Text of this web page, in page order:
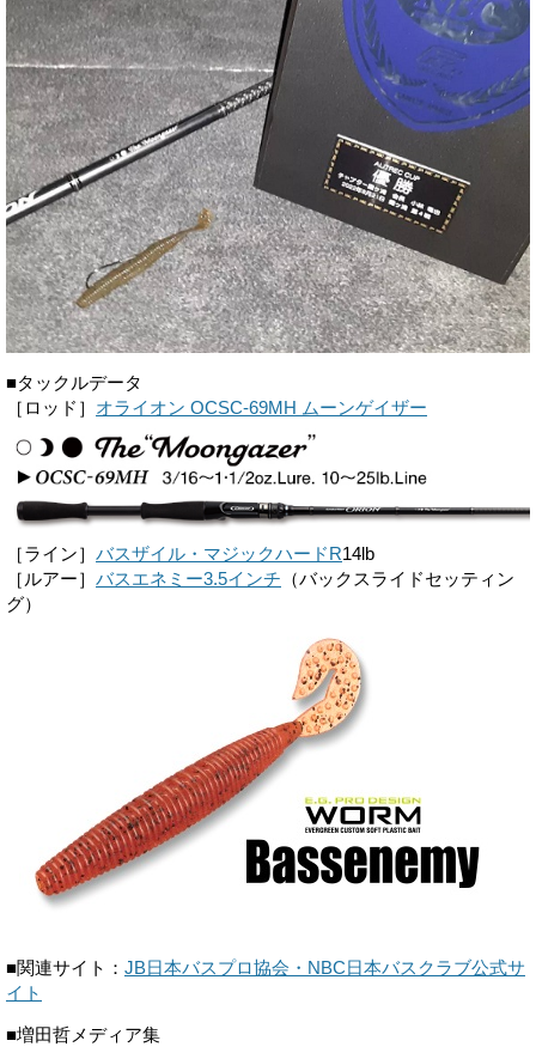
■タックルデータ
［ロッド］ オライオン OCSC-69MH ムーンゲイザー
［ライン］ バスザイル・マジックハードR14lb
［ルアー］ バスエネミー3.5インチ （バックスライドセッティン
グ）
■関連サイト： JB日本バスプロ協会・NBC日本バスクラブ公式サ
イト
■増田哲メディア集